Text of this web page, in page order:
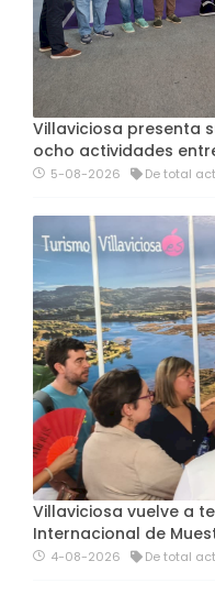
Villaviciosa presenta
ocho actividades
5-08-2026 De total
Villaviciosa vuelve a
Internacional de
4-08-2026 De total